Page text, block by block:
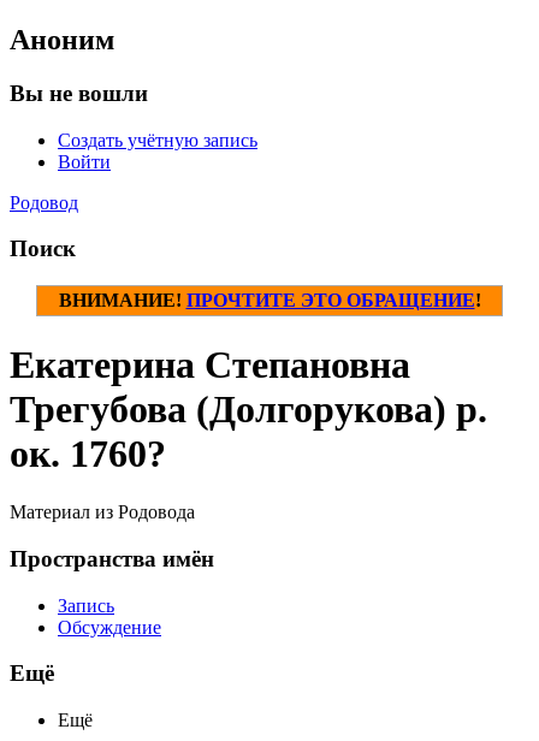
Аноним
Вы не вошли
Создать учётную запись
Войти
Родовод
Поиск
ВНИМАНИЕ! ПРОЧТИТЕ ЭТО ОБРАЩЕНИЕ!
Екатерина Степановна
Трегубова (Долгорукова) р.
ок. 1760?
Материал из Родовода
Пространства имён
Запись
Обсуждение
Ещё
Ещё